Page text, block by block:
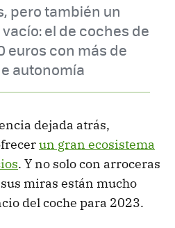
pero también un
el de coches de
euros con más de
autonomía
dejada atrás,
un gran ecosistema
. Y no solo con arroceras
miras están mucho
del coche para 2023.